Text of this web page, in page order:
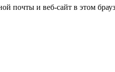
почты и веб-сайт в этом